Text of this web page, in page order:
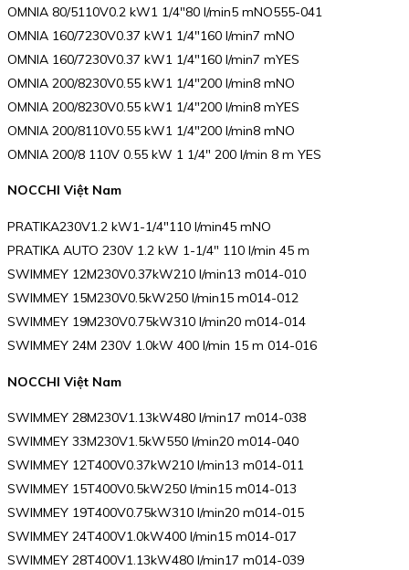
OMNIA 80/5110V0.2 kW1 1/4″80 l/min5 mNO555-041
OMNIA 160/7230V0.37 kW1 1/4″160 l/min7 mNO
OMNIA 160/7230V0.37 kW1 1/4″160 l/min7 mYES
OMNIA 200/8230V0.55 kW1 1/4″200 l/min8 mNO
OMNIA 200/8230V0.55 kW1 1/4″200 l/min8 mYES
OMNIA 200/8110V0.55 kW1 1/4″200 l/min8 mNO
OMNIA 200/8 110V 0.55 kW 1 1/4″ 200 l/min 8 m YES
NOCCHI Việt Nam
PRATIKA230V1.2 kW1-1/4″110 l/min45 mNO
PRATIKA AUTO 230V 1.2 kW 1-1/4″ 110 l/min 45 m
SWIMMEY 12M230V0.37kW210 l/min13 m014-010
SWIMMEY 15M230V0.5kW250 l/min15 m014-012
SWIMMEY 19M230V0.75kW310 l/min20 m014-014
SWIMMEY 24M 230V 1.0kW 400 l/min 15 m 014-016
NOCCHI Việt Nam
SWIMMEY 28M230V1.13kW480 l/min17 m014-038
SWIMMEY 33M230V1.5kW550 l/min20 m014-040
SWIMMEY 12T400V0.37kW210 l/min13 m014-011
SWIMMEY 15T400V0.5kW250 l/min15 m014-013
SWIMMEY 19T400V0.75kW310 l/min20 m014-015
SWIMMEY 24T400V1.0kW400 l/min15 m014-017
SWIMMEY 28T400V1.13kW480 l/min17 m014-039